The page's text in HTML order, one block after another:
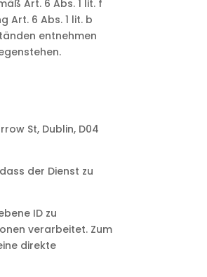
Art. 6 Abs. 1 lit. f
Art. 6 Abs. 1 lit. b
entnehmen
St, Dublin, D04
der Dienst zu
ID zu
verarbeitet. Zum
direkte